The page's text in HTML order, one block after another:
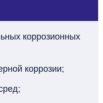
коррозионных
коррозии;